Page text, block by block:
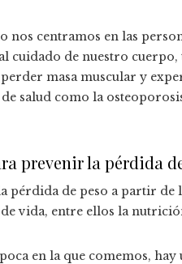
nos centramos en las
cuidado de nuestro
perder masa muscular y
salud como la
prevenir la pérdida
pérdida de peso a partir de
vida, entre ellos la
en la que comemos,